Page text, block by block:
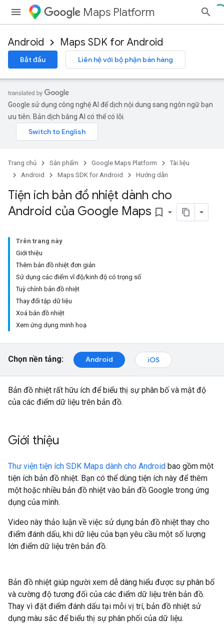
Maps Platform
Android Maps SDK for Android
Bắt đầu Liên hệ với bộ phận bán hàng
Google sử dụng công nghệ AI để dịch nội dung sang ngôn ngữ bạn
ưu tiên. Bản dịch bằng AI có thể có lỗi.
Trang chủ Sản phẩm Google Maps Platform
Tài liệu
Android
Maps SDK for Android Hướng dẫn
Tiện ích bản đồ nhiệt dành cho
Android của Google Maps bookmark_border
Trên trang này
Giới thiệu
Thêm bản đồ nhiệt đơn giản
Sử dụng các điểm vĩ độ/kinh độ có trọng số
Tuỳ chỉnh bản đồ nhiệt
Thay đổi tập dữ liệu
Xoá bản đồ nhiệt
Xem ứng dụng minh hoạ
Chọn nền tảng: Android iOS
Bản đồ nhiệt rất hữu ích để biểu thị sự phân bố và mật độ
của các điểm dữ liệu trên bản đồ.
Giới thiệu
Thư viện tiện ích SDK Maps dành cho Android bao gồm một
tiện ích bản đồ nhiệt. Bạn có thể dùng tiện ích này để thêm
một hoặc nhiều bản đồ nhiệt vào bản đồ Google trong ứng
dụng của mình.
Video này thảo luận về việc sử dụng bản đồ nhiệt thay cho
điểm đánh dấu, khi dữ liệu của bạn yêu cầu một số lượng
lớn điểm dữ liệu trên bản đồ.
Bản đồ nhiệt giúp người xem dễ dàng hiểu được sự phân bố
và cường độ tương đối của các điểm dữ liệu trên bản đồ.
Thay vì đặt điểm đánh dấu tại mỗi vị trí, bản đồ nhiệt sử
dụng màu sắc để biểu thị sự phân phối của dữ liệu.